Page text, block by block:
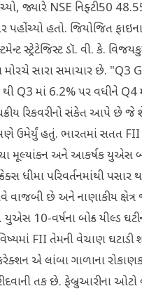
જ્યારે NSE નિફ્ટી50
હતો. જિયોજિત
સ્ટ્રેટેજિસ્ટ ડૉ. વી. કે.
સારા સમાચાર છે. "Q3
Q3 માં 6.2% પર વધીને Q4
રિકવરીનો સંકેત આપે છે જે
ઉમેર્યું હતું. ભારતમાં સતત
મૂલ્યાંકન અને આકર્ષક યુએસ
ધીમા પરિવર્તનમાંથી પસાર
વાજબી છે અને નાણાકીય ક્ષેત્ર
10-વર્ષના બોન્ડ યીલ્ડ
FII તેમની વેચાણ ઘટાડી
એ લાંબા ગાળાના
તક છે. ફેબ્રુઆરીના